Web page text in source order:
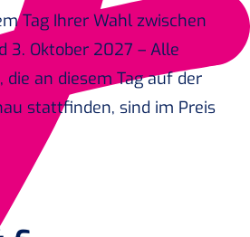
Tag Ihrer Wahl zwischen
3. Oktober 2027 – Alle
an diesem Tag auf der
stattfinden, sind im Preis